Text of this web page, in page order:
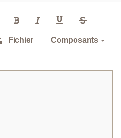
Fichier Composants